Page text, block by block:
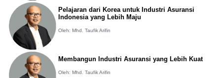
Pelajaran dari Korea untuk Industri Asuransi
Indonesia yang Lebih Maju
Oleh: Mhd. Taufik Arifin
Membangun Industri Asuransi yang Lebih Kuat
Oleh: Mhd. Taufik Arifin